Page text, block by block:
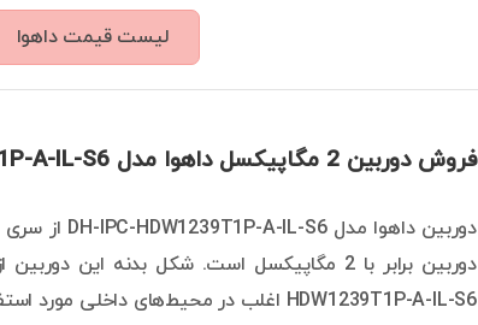
لیست قیمت داهوا
فروش دوربین 2 مگاپیکسل داهوا مدل DH-IPC-HDW1239T1P-A-IL-S6
دوربین داهوا مدل DH-IPC-HDW1239T1P-A-IL-S6 از سری
HDW1239T1P-A-IL-S6 اغلب در محیط‌های داخلی مورد استفاده قرار می‌گیرد.